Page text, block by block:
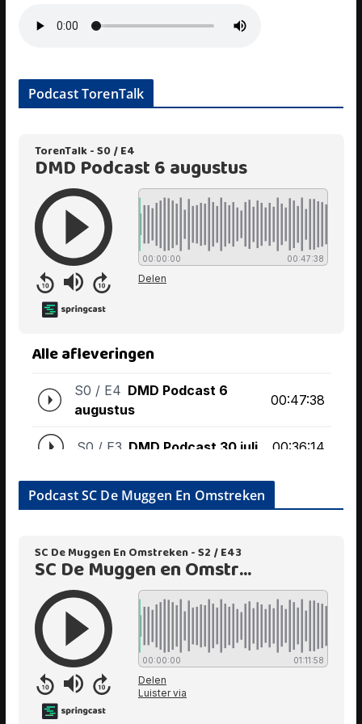
Podcast TorenTalk
Podcast SC De Muggen En Omstreken